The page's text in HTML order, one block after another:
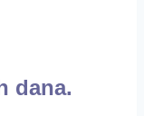
dana.